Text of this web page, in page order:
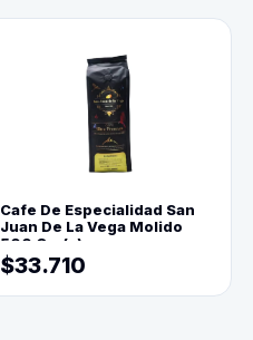
Cafe De Especialidad San
Juan De La Vega Molido
500 Grs(=)
$33.710